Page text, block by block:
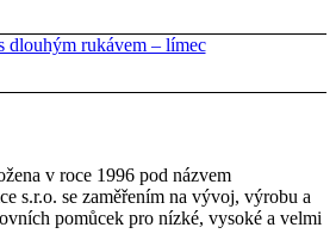
v roce 1996 pod názvem
s.r.o. se zaměřením na vývoj, výrobu a
pomůcek pro nízké, vysoké a velmi